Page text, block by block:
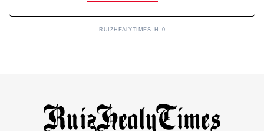
RUIZHEALYTIMES_H_0